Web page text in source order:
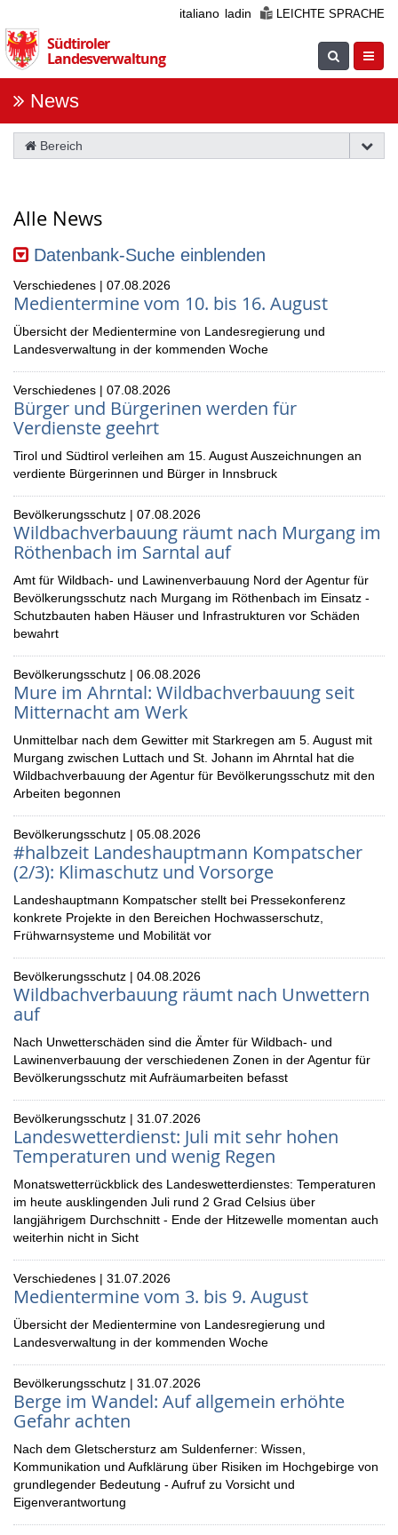
Sie
die
Navigation
italiano ladin LEICHTE SPRACHE
Südtiroler
Landesverwaltung
Suche
News
Bereich
Alle News
Datenbank-Suche einblenden
Verschiedenes | 07.08.2026
Medientermine vom 10. bis 16. August
Übersicht der Medientermine von Landesregierung und
Landesverwaltung in der kommenden Woche
Verschiedenes | 07.08.2026
Bürger und Bürgerinen werden für
Verdienste geehrt
Tirol und Südtirol verleihen am 15. August Auszeichnungen an
verdiente Bürgerinnen und Bürger in Innsbruck
Bevölkerungsschutz | 07.08.2026
Wildbachverbauung räumt nach Murgang im
Röthenbach im Sarntal auf
Amt für Wildbach- und Lawinenverbauung Nord der Agentur für
Bevölkerungsschutz nach Murgang im Röthenbach im Einsatz -
Schutzbauten haben Häuser und Infrastrukturen vor Schäden
bewahrt
Bevölkerungsschutz | 06.08.2026
Mure im Ahrntal: Wildbachverbauung seit
Mitternacht am Werk
Unmittelbar nach dem Gewitter mit Starkregen am 5. August mit
Murgang zwischen Luttach und St. Johann im Ahrntal hat die
Wildbachverbauung der Agentur für Bevölkerungsschutz mit den
Arbeiten begonnen
Bevölkerungsschutz | 05.08.2026
#halbzeit Landeshauptmann Kompatscher
(2/3): Klimaschutz und Vorsorge
Landeshauptmann Kompatscher stellt bei Pressekonferenz
konkrete Projekte in den Bereichen Hochwasserschutz,
Frühwarnsysteme und Mobilität vor
Bevölkerungsschutz | 04.08.2026
Wildbachverbauung räumt nach Unwettern
auf
Nach Unwetterschäden sind die Ämter für Wildbach- und
Lawinenverbauung der verschiedenen Zonen in der Agentur für
Bevölkerungsschutz mit Aufräumarbeiten befasst
Bevölkerungsschutz | 31.07.2026
Landeswetterdienst: Juli mit sehr hohen
Temperaturen und wenig Regen
Monatswetterrückblick des Landeswetterdienstes: Temperaturen
im heute ausklingenden Juli rund 2 Grad Celsius über
langjährigem Durchschnitt - Ende der Hitzewelle momentan auch
weiterhin nicht in Sicht
Verschiedenes | 31.07.2026
Medientermine vom 3. bis 9. August
Übersicht der Medientermine von Landesregierung und
Landesverwaltung in der kommenden Woche
Bevölkerungsschutz | 31.07.2026
Berge im Wandel: Auf allgemein erhöhte
Gefahr achten
Nach dem Gletschersturz am Suldenferner: Wissen,
Kommunikation und Aufklärung über Risiken im Hochgebirge von
grundlegender Bedeutung - Aufruf zu Vorsicht und
Eigenverantwortung